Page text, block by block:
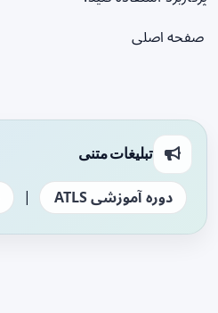
صفحه اصلی
تبلیغات متنی
دوره آموزشی ATLS |